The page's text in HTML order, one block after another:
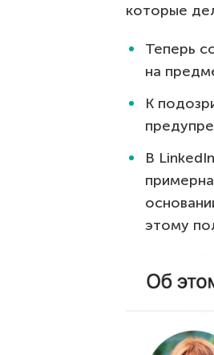
которые
Теперь
на
К
В
этому